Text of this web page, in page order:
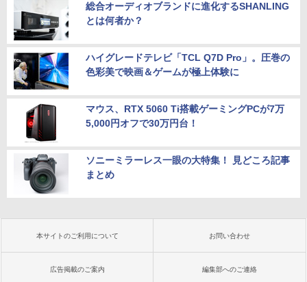
総合オーディオブランドに進化するSHANLING
とは何者か？
ハイグレードテレビ「TCL Q7D Pro」。圧巻の
色彩美で映画＆ゲームが極上体験に
マウス、RTX 5060 Ti搭載ゲーミングPCが7万
5,000円オフで30万円台！
ソニーミラーレス一眼の大特集！ 見どころ記事
まとめ
本サイトのご利用について お問い合わせ
広告掲載のご案内 編集部へのご連絡